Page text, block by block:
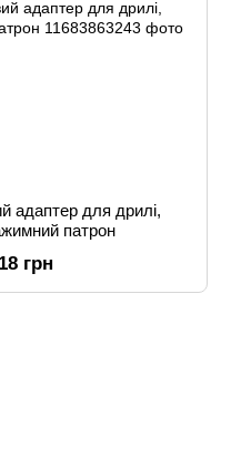
адаптер для дрилі,
патрон
грн